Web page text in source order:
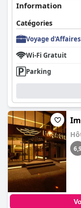
Information
Catégories
Voyage d'Affaires
Wi-Fi Gratuit
Parking